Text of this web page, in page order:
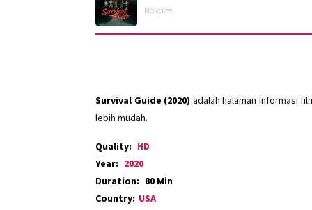
No votes
Survival Guide (2020) adalah halaman informasi
lebih mudah.
Quality: HD
Year: 2020
Duration: 80 Min
Country: USA